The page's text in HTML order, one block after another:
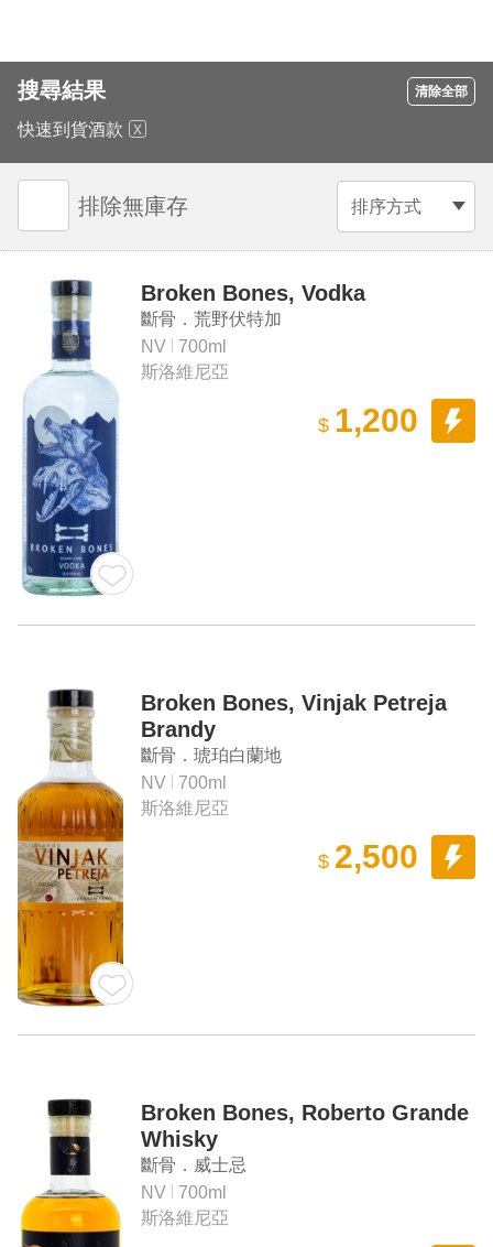
搜尋結果 清除全部
快速到貨酒款
排序方式
排除無庫存
Broken Bones, Vodka
斷骨．荒野伏特加
NV
700ml
斯洛維尼亞
$ 1,200
Broken Bones, Vinjak Petreja
Brandy
斷骨．琥珀白蘭地
NV
700ml
斯洛維尼亞
$ 2,500
Broken Bones, Roberto Grande
Whisky
斷骨．威士忌
NV
700ml
斯洛維尼亞